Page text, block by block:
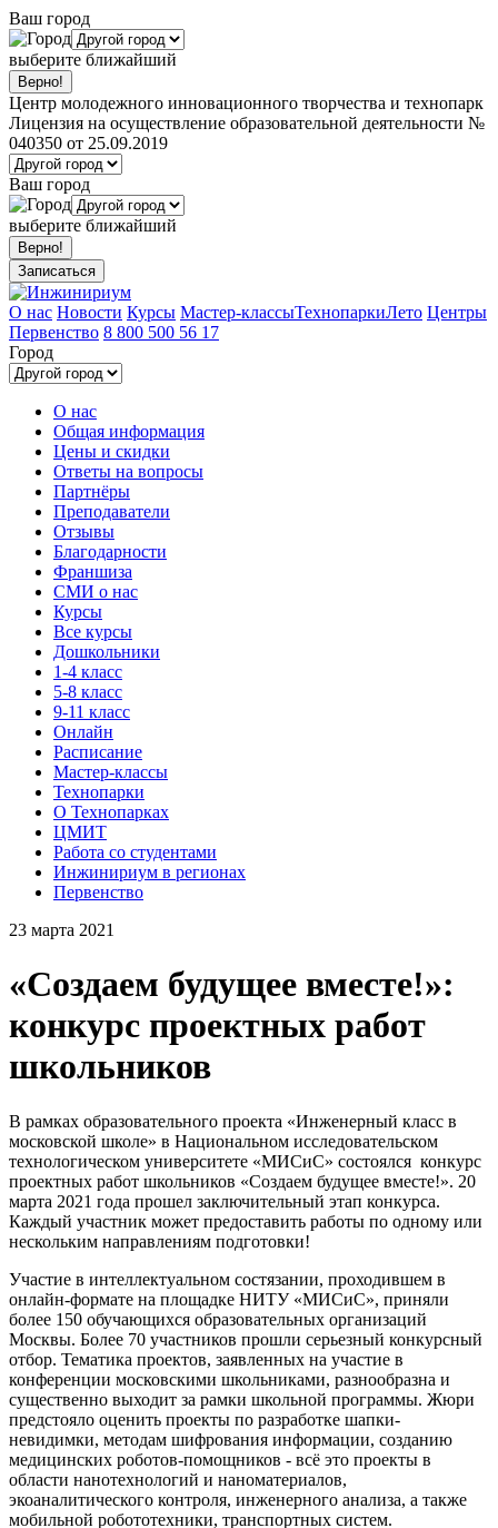
Ваш город
выберите ближайший
Центр молодежного инновационного творчества и технопарк
Лицензия на осуществление образовательной деятельности №
040350 от 25.09.2019
Ваш город
выберите ближайший
Записаться
О нас Новости Курсы Мастер-классыТехнопаркиЛето Центры
Первенство 8 800 500 56 17
Город
О нас
Общая информация
Цены и скидки
Ответы на вопросы
Партнёры
Преподаватели
Отзывы
Благодарности
Франшиза
СМИ о нас
Курсы
Все курсы
Дошкольники
1-4 класс
5-8 класс
9-11 класс
Онлайн
Расписание
Мастер-классы
Технопарки
О Технопарках
ЦМИТ
Работа со студентами
Инжинириум в регионах
Первенство
23 марта 2021
«Создаем будущее вместе!»:
конкурс проектных работ
школьников
В рамках образовательного проекта «Инженерный класс в
московской школе» в Национальном исследовательском
технологическом университете «МИСиС» состоялся конкурс
проектных работ школьников «Создаем будущее вместе!». 20
марта 2021 года прошел заключительный этап конкурса.
Каждый участник может предоставить работы по одному или
нескольким направлениям подготовки!
Участие в интеллектуальном состязании, проходившем в
онлайн-формате на площадке НИТУ «МИСиС», приняли
более 150 обучающихся образовательных организаций
Москвы. Более 70 участников прошли серьезный конкурсный
отбор. Тематика проектов, заявленных на участие в
конференции московскими школьниками, разнообразна и
существенно выходит за рамки школьной программы. Жюри
предстояло оценить проекты по разработке шапки-
невидимки, методам шифрования информации, созданию
медицинских роботов-помощников - всё это проекты в
области нанотехнологий и наноматериалов,
экоаналитического контроля, инженерного анализа, а также
мобильной робототехники, транспортных систем.